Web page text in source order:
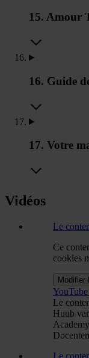
15. Amour
16. Guide
17. Votre
Vidéos
Le
Ce
cookies
Modifier
YouTube
Le
Huub
Docenten
Le